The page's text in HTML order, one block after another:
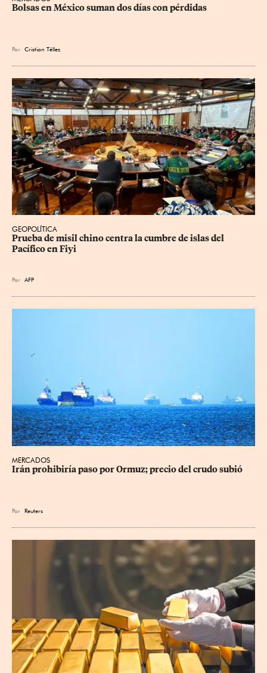
Bolsas en México suman dos días con pérdidas
Por Cristian Téllez
GEOPOLÍTICA
Prueba de misil chino centra la cumbre de islas del
Pacífico en Fiyi
Por AFP
MERCADOS
Irán prohibiría paso por Ormuz; precio del crudo subió
Por Reuters